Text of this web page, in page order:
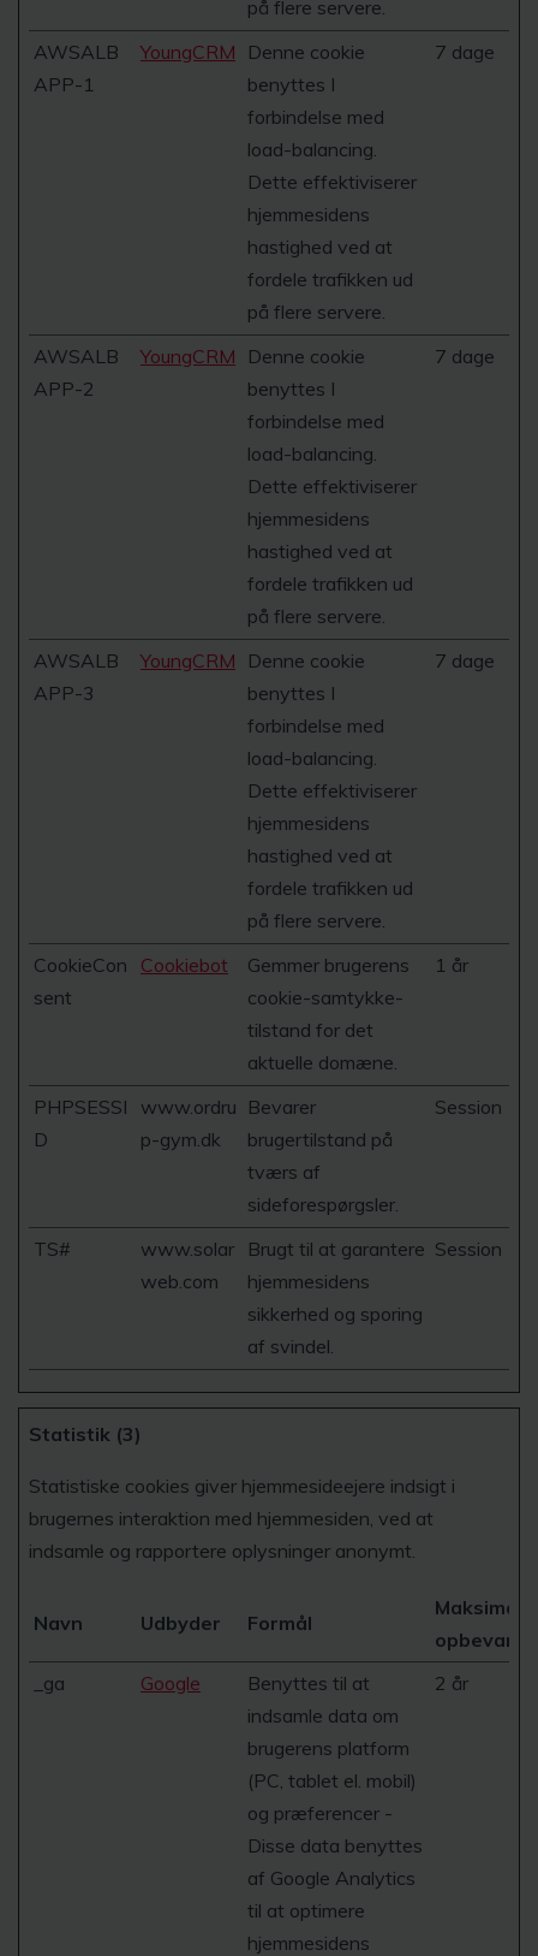
på flere servere.
AWSALB
APP-1
YoungCRM
Denne cookie
benyttes I
forbindelse med
load-balancing.
Dette effektiviserer
hjemmesidens
hastighed ved at
fordele trafikken ud
på flere servere.
7 dage
AWSALB
APP-2
YoungCRM
Denne cookie
benyttes I
forbindelse med
load-balancing.
Dette effektiviserer
hjemmesidens
hastighed ved at
fordele trafikken ud
på flere servere.
7 dage
AWSALB
APP-3
YoungCRM
Denne cookie
benyttes I
forbindelse med
load-balancing.
Dette effektiviserer
hjemmesidens
hastighed ved at
fordele trafikken ud
på flere servere.
7 dage
CookieCon
sent
Cookiebot
Gemmer brugerens
cookie-samtykke-
tilstand for det
aktuelle domæne.
1 år
PHPSESSI
D
www.ordru
p-gym.dk
Bevarer
brugertilstand på
tværs af
sideforespørgsler.
Session
TS#
www.solar
web.com
Brugt til at garantere
hjemmesidens
sikkerhed og sporing
af svindel.
Session
Statistik (3)
Statistiske cookies giver hjemmesideejere indsigt i
brugernes interaktion med hjemmesiden, ved at
indsamle og rapportere oplysninger anonymt.
Navn Udbyder Formål
Maksimal
_ga
Google
Benyttes til at
indsamle data om
brugerens platform
(PC, tablet el. mobil)
og præferencer -
Disse data benyttes
af Google Analytics
til at optimere
hjemmesidens
2 år